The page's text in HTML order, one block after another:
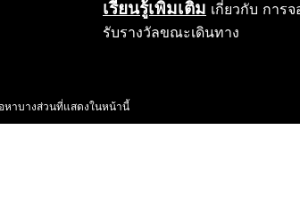
เรียนรู้เพิ่มเติม เกี่ยวกับ การ
รับรางวัลขณะเดินทาง
หาบางส่วนที่แสดงในหน้านี้